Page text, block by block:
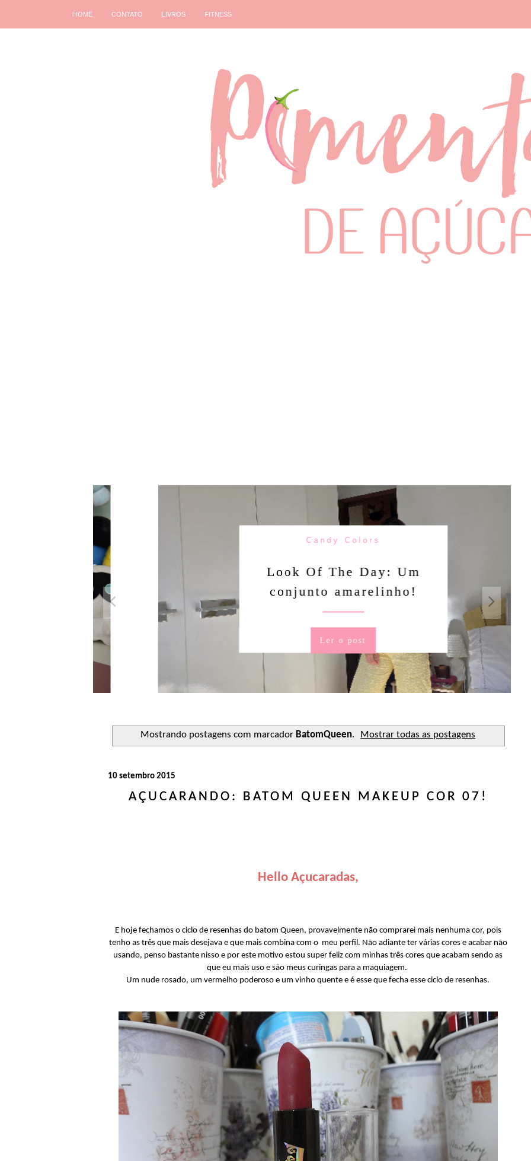
HOME CONTATO LIVROS FITNESS
Candy Colors
Look Of The Day: Um
conjunto amarelinho!
Ler o post
Mostrando postagens com marcador BatomQueen. Mostrar todas as postagens
10 setembro 2015
AÇUCARANDO: BATOM QUEEN MAKEUP COR 07!
Hello Açucaradas,
E hoje fechamos o ciclo de resenhas do batom Queen, provavelmente não comprarei mais nenhuma cor, pois
tenho as três que mais desejava e que mais combina com o meu perfil. Não adiante ter várias cores e acabar não
usando, penso bastante nisso e por este motivo estou super feliz com minhas três cores que acabam sendo as
que eu mais uso e são meus curingas para a maquiagem.
Um nude rosado, um vermelho poderoso e um vinho quente e é esse que fecha esse ciclo de resenhas.